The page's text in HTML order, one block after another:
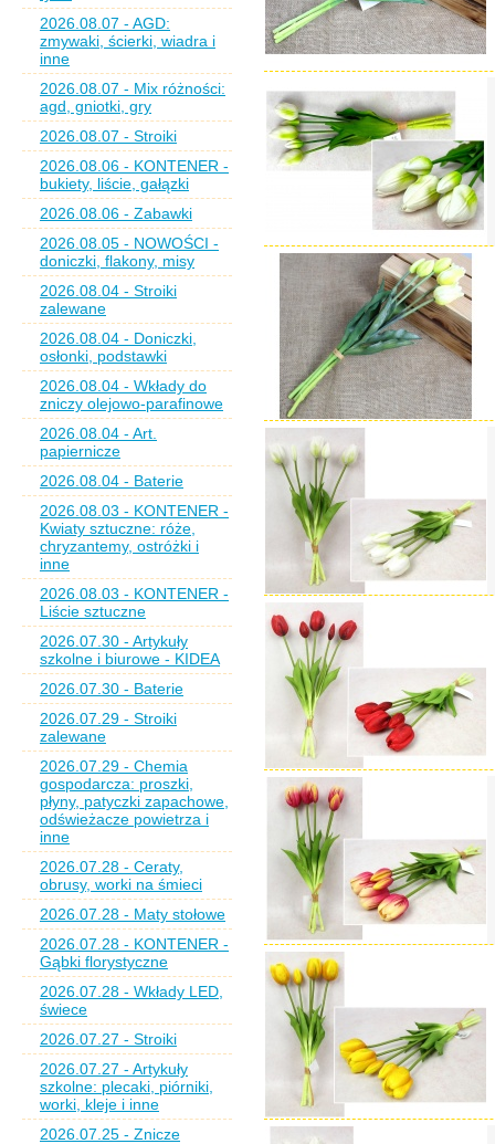
2026.08.07 - AGD:
zmywaki, ścierki, wiadra i
inne
2026.08.07 - Mix różności:
agd, gniotki, gry
2026.08.07 - Stroiki
2026.08.06 - KONTENER -
bukiety, liście, gałązki
2026.08.06 - Zabawki
2026.08.05 - NOWOŚCI -
doniczki, flakony, misy
2026.08.04 - Stroiki
zalewane
2026.08.04 - Doniczki,
osłonki, podstawki
2026.08.04 - Wkłady do
zniczy olejowo-parafinowe
2026.08.04 - Art.
papiernicze
2026.08.04 - Baterie
2026.08.03 - KONTENER -
Kwiaty sztuczne: róże,
chryzantemy, ostróżki i
inne
2026.08.03 - KONTENER -
Liście sztuczne
2026.07.30 - Artykuły
szkolne i biurowe - KIDEA
2026.07.30 - Baterie
2026.07.29 - Stroiki
zalewane
2026.07.29 - Chemia
gospodarcza: proszki,
płyny, patyczki zapachowe,
odświeżacze powietrza i
inne
2026.07.28 - Ceraty,
obrusy, worki na śmieci
2026.07.28 - Maty stołowe
2026.07.28 - KONTENER -
Gąbki florystyczne
2026.07.28 - Wkłady LED,
świece
2026.07.27 - Stroiki
2026.07.27 - Artykuły
szkolne: plecaki, piórniki,
worki, kleje i inne
2026.07.25 - Znicze